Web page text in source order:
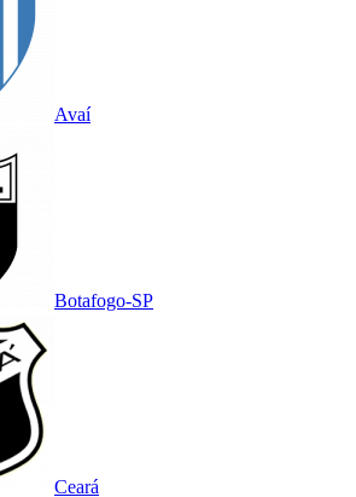
Avaí
Botafogo-SP
Ceará